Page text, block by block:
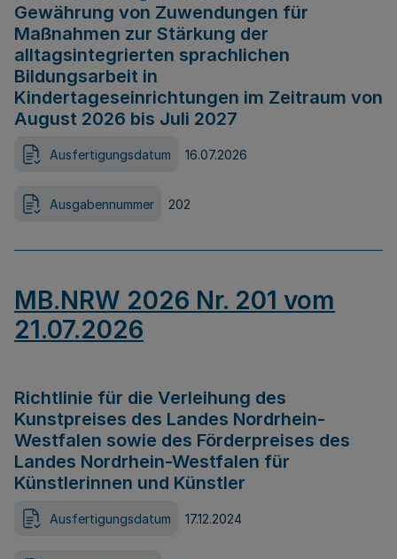
Gewährung von Zuwendungen für
Maßnahmen zur Stärkung der
alltagsintegrierten sprachlichen
Bildungsarbeit in
Kindertageseinrichtungen im Zeitraum von
August 2026 bis Juli 2027
Ausfertigungsdatum 16.07.2026
Ausgabennummer 202
MB.NRW 2026 Nr. 201 vom
21.07.2026
Richtlinie für die Verleihung des
Kunstpreises des Landes Nordrhein-
Westfalen sowie des Förderpreises des
Landes Nordrhein-Westfalen für
Künstlerinnen und Künstler
Ausfertigungsdatum 17.12.2024